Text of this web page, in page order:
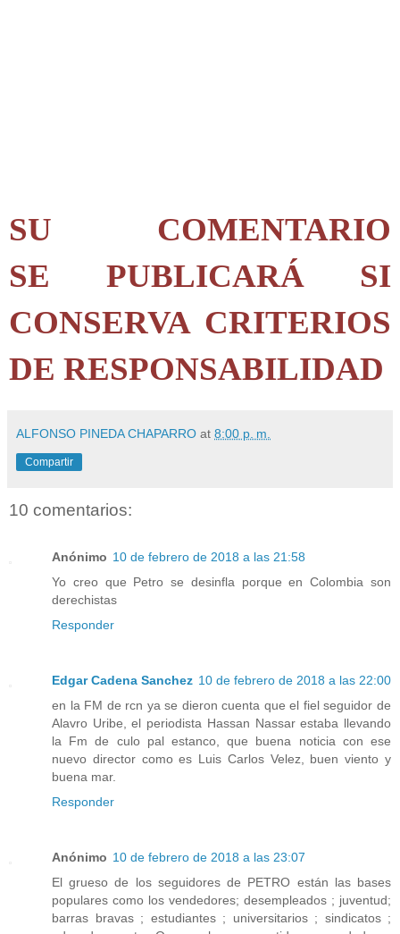
SU COMENTARIO
SE PUBLICARÁ SI
CONSERVA CRITERIOS
DE RESPONSABILIDAD
ALFONSO PINEDA CHAPARRO at 8:00 p. m.
Compartir
10 comentarios:
Anónimo 10 de febrero de 2018 a las 21:58
Yo creo que Petro se desinfla porque en Colombia son
derechistas
Responder
Edgar Cadena Sanchez 10 de febrero de 2018 a las 22:00
en la FM de rcn ya se dieron cuenta que el fiel seguidor de
Alavro Uribe, el periodista Hassan Nassar estaba llevando
la Fm de culo pal estanco, que buena noticia con ese
nuevo director como es Luis Carlos Velez, buen viento y
buena mar.
Responder
Anónimo 10 de febrero de 2018 a las 23:07
El grueso de los seguidores de PETRO están las bases
populares como los vendedores; desempleados ; juventud;
barras bravas ; estudiantes ; universitarios ; sindicatos ;